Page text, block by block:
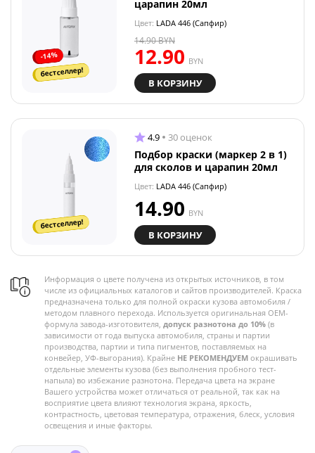
-14%
бестселлер!
царапин 20мл
Цвет: LADA 446 (Сапфир)
12.90 BYN
14.90BYN
В КОРЗИНУ
бестселлер!
4.9 30 оценок
Подбор краски (маркер 2 в 1)
для сколов и царапин 20мл
Цвет: LADA 446 (Сапфир)
14.90 BYN
В КОРЗИНУ
Информация о цвете получена из открытых источников, в том
числе из официальных каталогов и сайтов производителей. Краска
предназначена только для полной окраски кузова автомобиля /
методом плавного перехода. Используется оригинальная OEM-
формула завода-изготовителя, допуск разнотона до 10% (в
зависимости от года выпуска автомобиля, страны и партии
производства, партии и типа пигментов, поставляемых на
конвейер, УФ-выгорания). Крайне НЕ РЕКОМЕНДУЕМ окрашивать
отдельные элементы кузова (без выполнения пробного тест-
напыла) во избежание разнотона. Передача цвета на экране
Вашего устройства может отличаться от реальной, так как на
восприятие цвета влияют технология экрана, яркость,
контрастность, цветовая температура, отражения, блеск, условия
освещения и иные факторы.